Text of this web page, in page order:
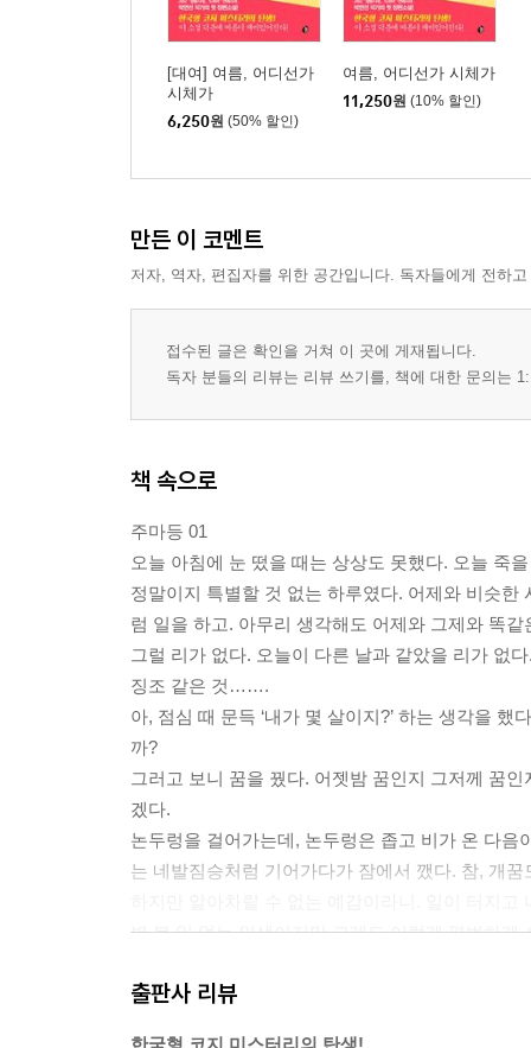
[대여] 여름, 어디선가
시체가
6,250원 (50% 할인)
여름, 어디선가 시체가
11,250원 (10% 할인)
만든 이 코멘트
저자, 역자, 편집자를 위한 공간입니다. 독자들에게 전하
접수된 글은 확인을 거쳐 이 곳에 게재됩니다.
독자 분들의 리뷰는 리뷰 쓰기를, 책에 대한 문의는
책 속으로
주마등 01
오늘 아침에 눈 떴을 때는 상상도 못했다. 오늘 죽
정말이지 특별할 것 없는 하루였다. 어제와 비슷
럼 일을 하고. 아무리 생각해도 어제와 그제와 똑같
그럴 리가 없다. 오늘이 다른 날과 같았을 리가 없
징조 같은 것…….
아, 점심 때 문득 ‘내가 몇 살이지?’ 하는 생각을
까?
그러고 보니 꿈을 꿨다. 어젯밤 꿈인지 그저께 꿈인
겠다.
논두렁을 걸어가는데, 논두렁은 좁고 비가 온 다
는 네발짐승처럼 기어가다가 잠에서 깼다. 참, 개
별 볼 일 없는 인생이지만 그래도 이렇게 평범하
출판사 리뷰
한국형 코지 미스터리의 탄생!